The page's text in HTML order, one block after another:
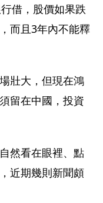
借，股價如果跌
而且3年內不能釋
壯大，但現在鴻
留在中國，投資
然看在眼裡、點
近期幾則新聞頗